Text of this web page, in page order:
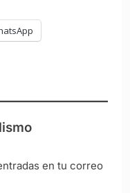
en tu correo